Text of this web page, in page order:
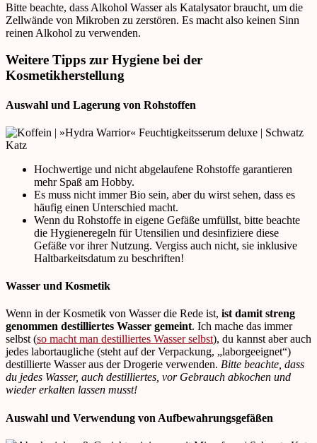
Bitte beachte, dass Alkohol Wasser als Katalysator braucht, um die
Zellwände von Mikroben zu zerstören. Es macht also keinen Sinn
reinen Alkohol zu verwenden.
Weitere Tipps zur Hygiene bei der
Kosmetikherstellung
Auswahl und Lagerung von Rohstoffen
Hochwertige und nicht abgelaufene Rohstoffe garantieren
mehr Spaß am Hobby.
Es muss nicht immer Bio sein, aber du wirst sehen, dass es
häufig einen Unterschied macht.
Wenn du Rohstoffe in eigene Gefäße umfüllst, bitte beachte
die Hygieneregeln für Utensilien und desinfiziere diese
Gefäße vor ihrer Nutzung. Vergiss auch nicht, sie inklusive
Haltbarkeitsdatum zu beschriften!
Wasser und Kosmetik
Wenn in der Kosmetik von Wasser die Rede ist, ist damit streng
genommen destilliertes Wasser gemeint. Ich mache das immer
selbst (so macht man destilliertes Wasser selbst), du kannst aber auch
jedes labortaugliche (steht auf der Verpackung, „laborgeeignet“)
destillierte Wasser aus der Drogerie verwenden. Bitte beachte, dass
du jedes Wasser, auch destilliertes, vor Gebrauch abkochen und
wieder erkalten lassen musst!
Auswahl und Verwendung von Aufbewahrungsgefäßen